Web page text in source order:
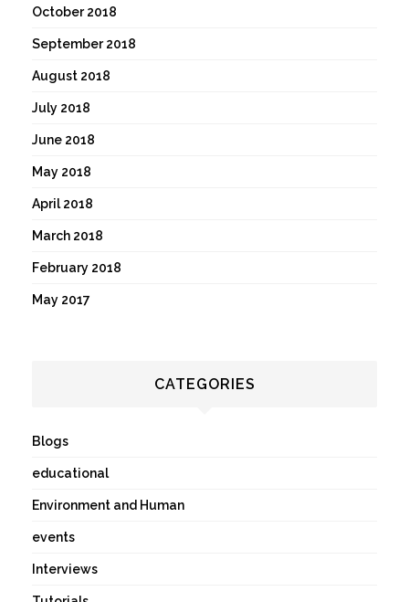
October 2018
September 2018
August 2018
July 2018
June 2018
May 2018
April 2018
March 2018
February 2018
May 2017
CATEGORIES
Blogs
educational
Environment and Human
events
Interviews